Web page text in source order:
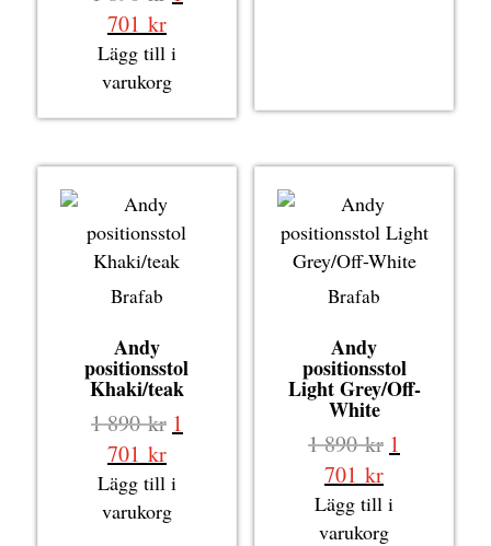
priset
var:
701 krDet
nuvarande
priset
701 kr.
Lägg till i
varukorg
Brafab
Andy
positionsstol
Khaki/teak
1 890kr Det
priset
var:
1
701 krDet
nuvarande
priset
Lägg till i
varukorg
Brafab
Andy
positionsstol
Light Grey/Off-
White
1 890kr Det
priset
var:
1
701 krDet
nuvarande
priset
Lägg till i
varukorg